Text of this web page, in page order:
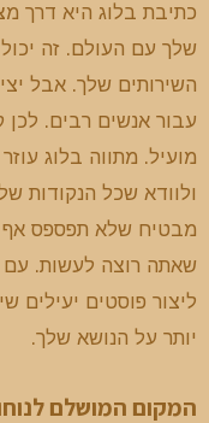
כתיבת בלוג היא דרך
שלך עם העולם. זה
השירותים שלך. אבל
עבור אנשים רבים. לכן
מועיל. מתווה בלוג
ולוודא שכל הנקודות
מבטיח שלא תפספס אף
שאתה רוצה לעשות. עם
ליצור פוסטים יעילים
יותר על הנושא שלך.
המקום המושלם